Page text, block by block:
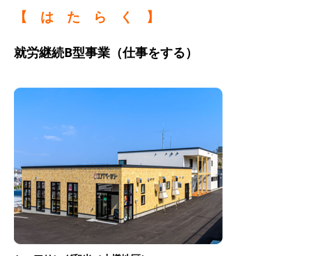
【 は た ら く 】
就労継続B型事業（仕事をする）